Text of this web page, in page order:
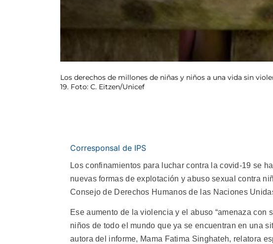
Los derechos de millones de niñas y niños a una vida sin
19. Foto: C. Eitzen/Unicef
Corresponsal de IPS
Los confinamientos para luchar contra la covid-19 se
nuevas formas de explotación y abuso sexual contra
Consejo de Derechos Humanos de las Naciones
Ese aumento de la violencia y el abuso “amenaza
niños de todo el mundo que ya se encuentran en una
autora del informe, Mama Fatima Singhateh, relatora